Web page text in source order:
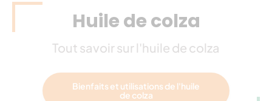
Huile de colza
Tout savoir sur l'huile de colza
Bienfaits et utilisations de l'huile
de colza